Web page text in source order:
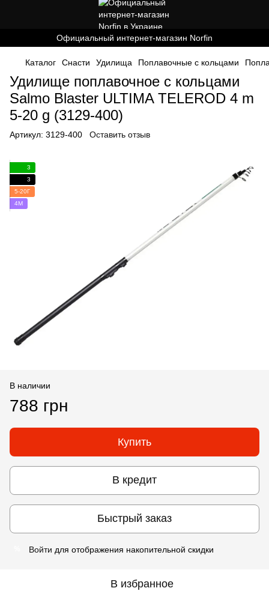
Официальный интернет-магазин Norfin
Каталог Снасти Удилища Поплавочные с кольцами
Удилище поплавочное с кольцами
Salmo Blaster ULTIMA TELEROD 4 m
5-20 g (3129-400)
Артикул: 3129-400 Оставить отзыв
3
3
5-20Г
4М
В наличии
788 грн
Купить
В кредит
Быстрый заказ
Войти для отображения накопительной скидки
В избранное